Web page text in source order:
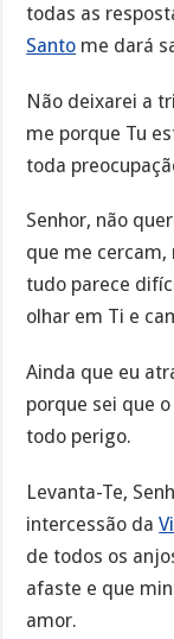
todas as
Santo me dará
Não deixarei a
me porque Tu
toda
Senhor, não
que me cercam,
tudo parece
olhar em Ti e
Ainda que eu
porque sei que
todo perigo.
Levanta-Te,
intercessão da
de todos os
afaste e que
amor.